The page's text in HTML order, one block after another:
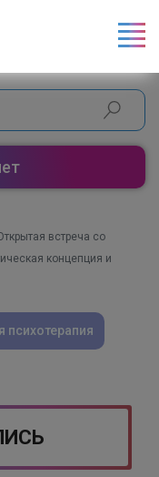
встреча со
концепция и
психотерапия